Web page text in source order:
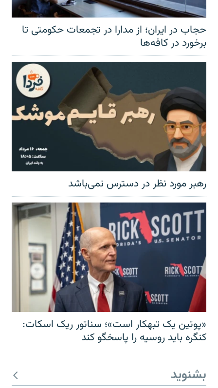
حجاب در ایران؛ از مدارا در تجمعات حکومتی تا
برخورد در کافه‌ها
رهبر مورد نظر در دسترس نمی‌باشد
«پوتین یک تبهکار است»؛ سناتور ریک اسکات:
کنگره باید روسیه را پاسخگو کند
بشنوید